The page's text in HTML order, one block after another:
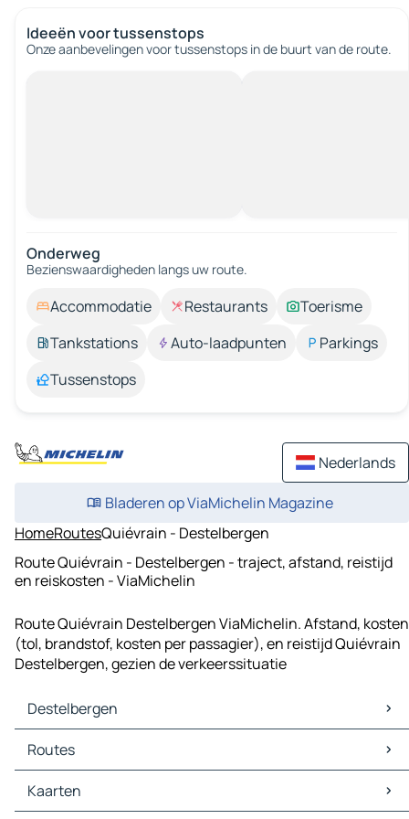
Ideeën voor tussenstops
Onze aanbevelingen voor tussenstops in de buurt van de route.
Onderweg
Bezienswaardigheden langs uw route.
Accommodatie Restaurants
Toerisme
Tankstations
Auto-laadpunten
Parkings
Tussenstops
Nederlands
Bladeren op ViaMichelin Magazine
HomeRoutesQuiévrain - Destelbergen
Route Quiévrain - Destelbergen - traject, afstand, reistijd
en reiskosten - ViaMichelin
Route Quiévrain Destelbergen ViaMichelin. Afstand, kosten
(tol, brandstof, kosten per passagier), en reistijd Quiévrain
Destelbergen, gezien de verkeerssituatie
Destelbergen
Destelbergen Kaarten
Destelbergen Verkeer
Destelbergen Hotels
Destelbergen Restaurants
Routes
Routes Destelbergen - Gent
Routes Destelbergen - Aalst
Kaarten